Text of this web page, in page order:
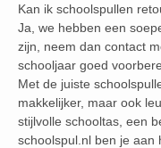
Kan ik schoolspullen
Ja, we hebben een
zijn, neem dan contact
schooljaar goed
Met de juiste
makkelijker, maar ook
stijlvolle schooltas, een
schoolspul.nl ben je aan